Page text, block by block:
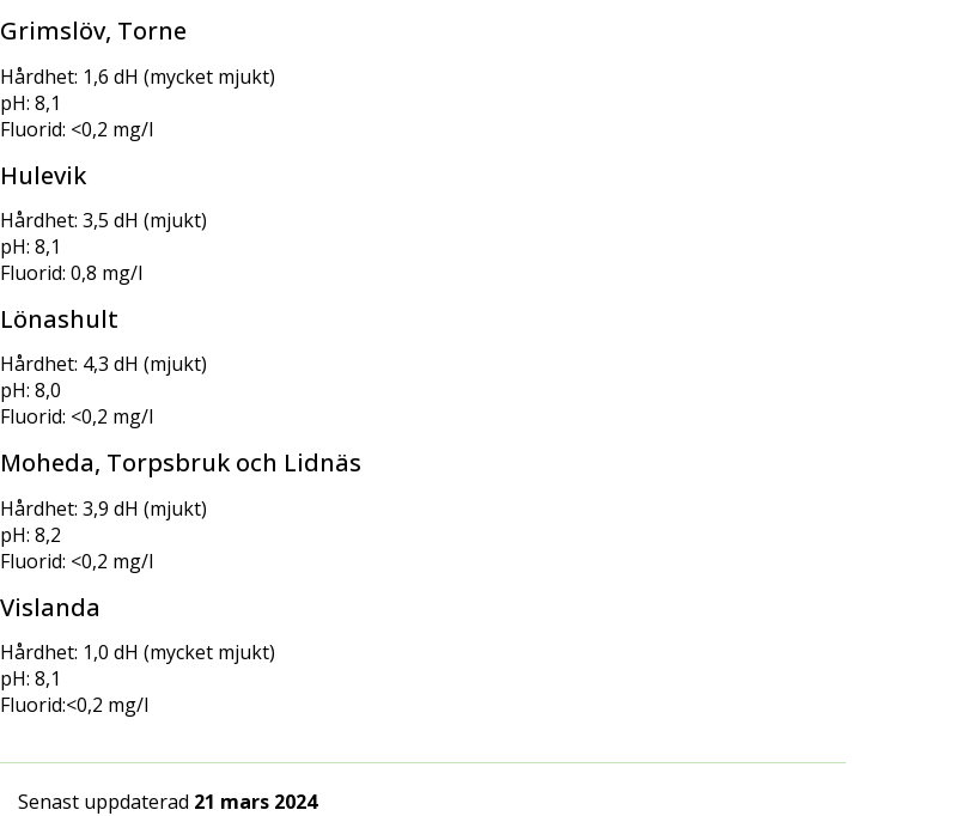
Grimslöv, Torne
Hårdhet: 1,6 dH (mycket mjukt)
pH: 8,1
Fluorid: <0,2 mg/l
Hulevik
Hårdhet: 3,5 dH (mjukt)
pH: 8,1
Fluorid: 0,8 mg/l
Lönashult
Hårdhet: 4,3 dH (mjukt)
pH: 8,0
Fluorid: <0,2 mg/l
Moheda, Torpsbruk och Lidnäs
Hårdhet: 3,9 dH (mjukt)
pH: 8,2
Fluorid: <0,2 mg/l
Vislanda
Hårdhet: 1,0 dH (mycket mjukt)
pH: 8,1
Fluorid:<0,2 mg/l
Senast uppdaterad 21 mars 2024